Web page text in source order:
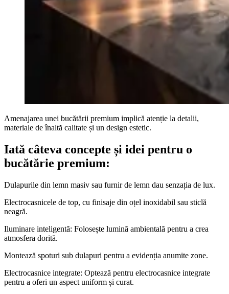
Amenajarea unei bucătării premium implică atenție la detalii,
materiale de înaltă calitate și un design estetic.
Iată câteva concepte și idei pentru o
bucătărie premium:
Dulapurile din lemn masiv sau furnir de lemn dau senzația de lux.
Electrocasnicele de top, cu finisaje din oțel inoxidabil sau sticlă
neagră.
Iluminare inteligentă: Folosește lumină ambientală pentru a crea
atmosfera dorită.
Montează spoturi sub dulapuri pentru a evidenția anumite zone.
Electrocasnice integrate: Optează pentru electrocasnice integrate
pentru a oferi un aspect uniform și curat.